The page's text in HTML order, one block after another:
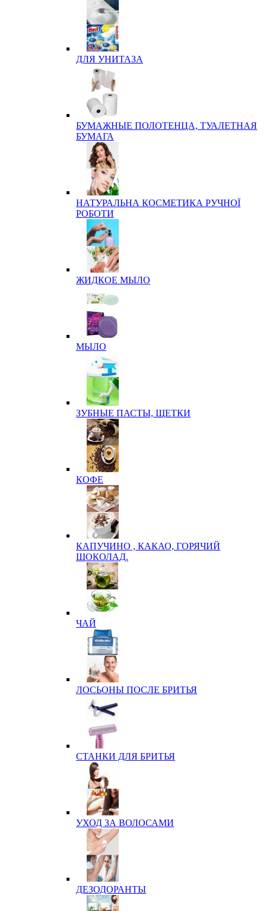
ДЛЯ УНИТАЗА
БУМАЖНЫЕ ПОЛОТЕНЦА, ТУАЛЕТНАЯ
БУМАГА
НАТУРАЛЬНА КОСМЕТИКА РУЧНОЇ
РОБОТИ
ЖИДКОЕ МЫЛО
МЫЛО
ЗУБНЫЕ ПАСТЫ, ЩЕТКИ
КОФЕ
КАПУЧИНО , КАКАО, ГОРЯЧИЙ
ШОКОЛАД.
ЧАЙ
ЛОСЬОНЫ ПОСЛЕ БРИТЬЯ
СТАНКИ ДЛЯ БРИТЬЯ
УХОД ЗА ВОЛОСАМИ
ДЕЗОДОРАНТЫ